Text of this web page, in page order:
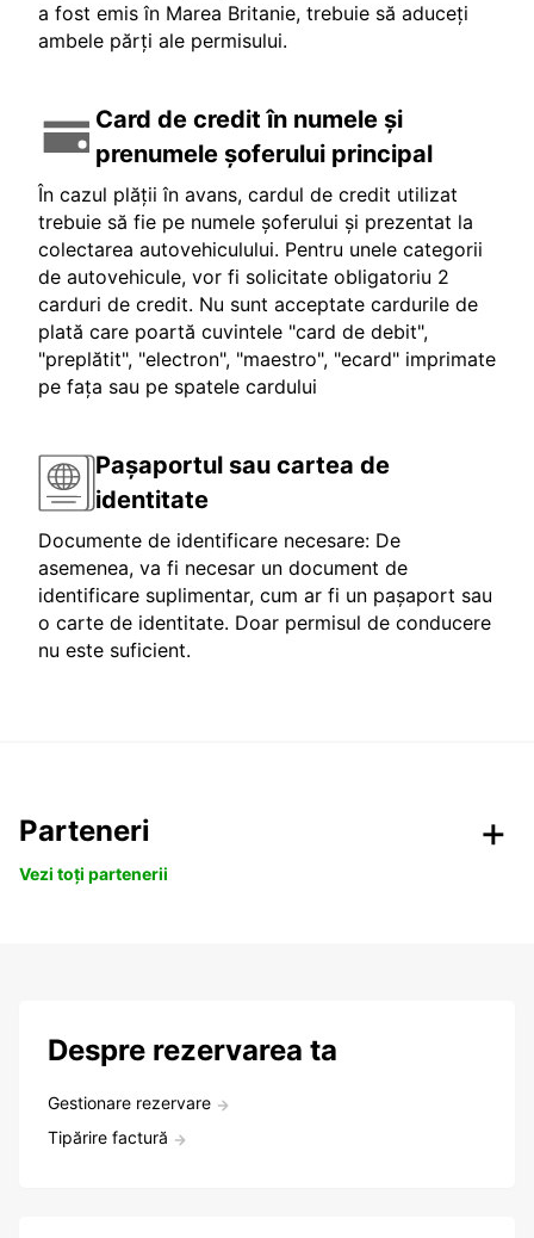
a fost emis în Marea Britanie, trebuie să aduceți
ambele părți ale permisului.
Card de credit în numele și
prenumele șoferului principal
În cazul plății în avans, cardul de credit utilizat
trebuie să fie pe numele șoferului și prezentat la
colectarea autovehiculului. Pentru unele categorii
de autovehicule, vor fi solicitate obligatoriu 2
carduri de credit. Nu sunt acceptate cardurile de
plată care poartă cuvintele "card de debit",
"preplătit", "electron", "maestro", "ecard" imprimate
pe fața sau pe spatele cardului
Pașaportul sau cartea de
identitate
Documente de identificare necesare: De
asemenea, va fi necesar un document de
identificare suplimentar, cum ar fi un pașaport sau
o carte de identitate. Doar permisul de conducere
nu este suficient.
Parteneri
Vezi toți partenerii
Despre rezervarea ta
Gestionare rezervare
Tipărire factură